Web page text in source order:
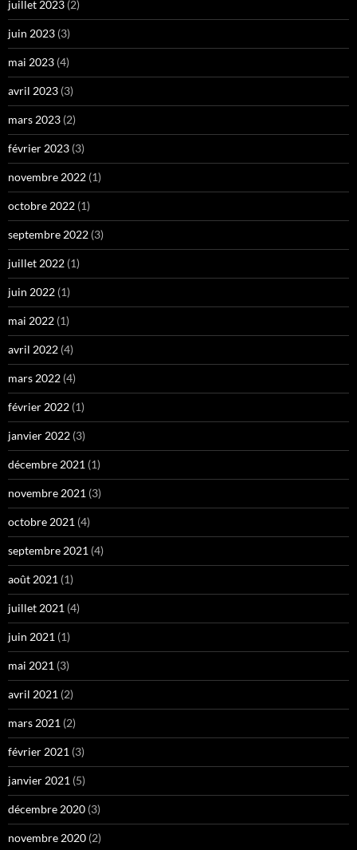
juillet 2023 (2)
juin 2023 (3)
mai 2023 (4)
avril 2023 (3)
mars 2023 (2)
février 2023 (3)
novembre 2022 (1)
octobre 2022 (1)
septembre 2022 (3)
juillet 2022 (1)
juin 2022 (1)
mai 2022 (1)
avril 2022 (4)
mars 2022 (4)
février 2022 (1)
janvier 2022 (3)
décembre 2021 (1)
novembre 2021 (3)
octobre 2021 (4)
septembre 2021 (4)
août 2021 (1)
juillet 2021 (4)
juin 2021 (1)
mai 2021 (3)
avril 2021 (2)
mars 2021 (2)
février 2021 (3)
janvier 2021 (5)
décembre 2020 (3)
novembre 2020 (2)